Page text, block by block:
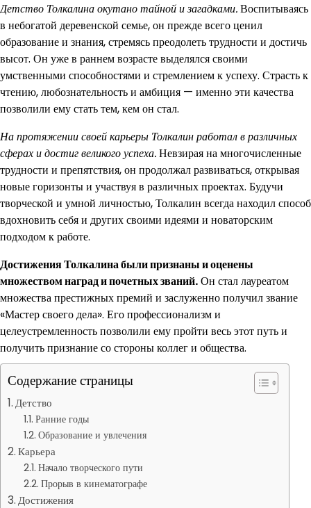
Детство Толкалина окутано тайной и загадками.Воспитываясь
в небогатой деревенской семье, он прежде всего ценил
образование и знания, стремясь преодолеть трудности и достичь
высот. Он уже в раннем возрасте выделялся своими
умственными способностями и стремлением к успеху. Страсть к
чтению, любознательность и амбиция — именно эти качества
позволили ему стать тем, кем он стал.
На протяжении своей карьеры Толкалин работал в различных
сферах и достиг великого успеха.Невзирая на многочисленные
трудности и препятствия, он продолжал развиваться, открывая
новые горизонты и участвуя в различных проектах. Будучи
творческой и умной личностью, Толкалин всегда находил способ
вдохновить себя и других своими идеями и новаторским
подходом к работе.
Достижения Толкалина были признаны и оценены
множеством наград и почетных званий.Он стал лауреатом
множества престижных премий и заслуженно получил звание
«Мастер своего дела». Его профессионализм и
целеустремленность позволили ему пройти весь этот путь и
получить признание со стороны коллег и общества.
Содержание страницы
Детство
Ранние годы
Образование и увлечения
Карьера
Начало творческого пути
Прорыв в кинематографе
Достижения